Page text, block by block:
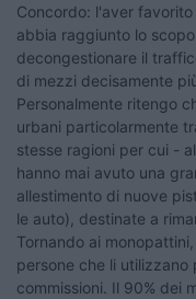
Concordo: l'aver
abbia raggiunto lo
decongestionare il
di mezzi decisamente
Personalmente ritengo
urbani particolarmente
stesse ragioni per cui -
hanno mai avuto una
allestimento di nuove
le auto), destinate a
Tornando ai
persone che li utilizzano
commissioni. Il 90% dei